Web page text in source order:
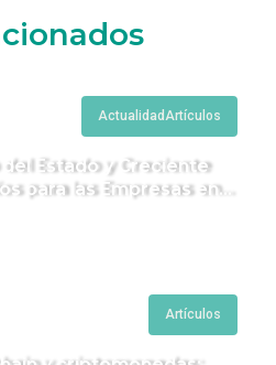
ActualidadArtículos
Estado y Creciente
para las Empresas en
Artículos